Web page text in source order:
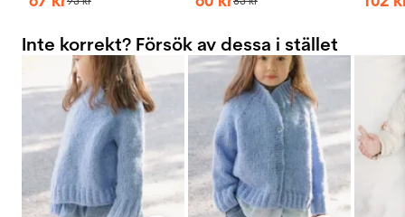
Inte korrekt? Försök av dessa i stället